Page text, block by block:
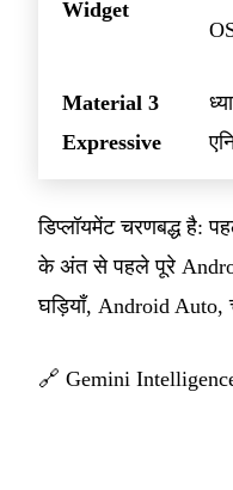
Widget
Material 3
Expressive
डिप्लॉयमेंट चरणबद्ध है:
के अंत से पहले पूरे
घड़ियाँ, Android Auto,
🔗 Gemini